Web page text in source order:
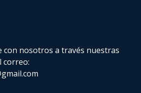
con nosotros a través nuestras
correo: